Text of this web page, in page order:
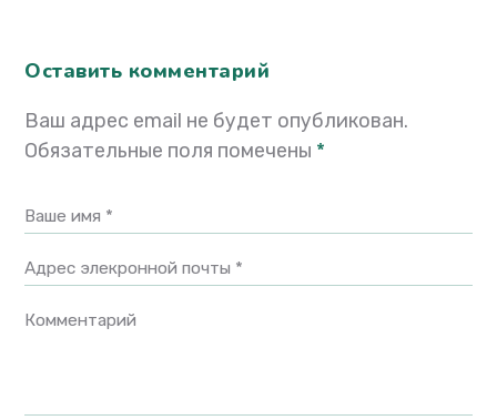
Оставить комментарий
Ваш адрес email не будет опубликован.
Обязательные поля помечены *
Ваше имя *
Адрес элекронной почты *
Комментарий